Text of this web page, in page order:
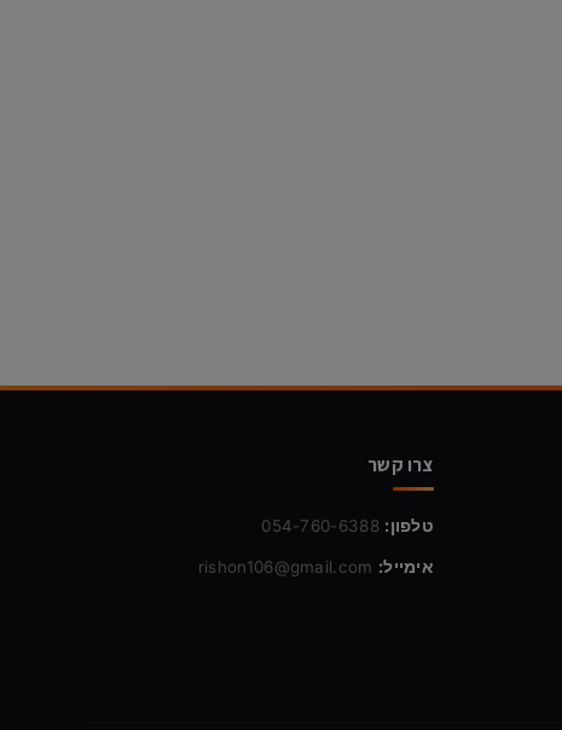
צרו קשר
טלפון: 054-760-6388
אימייל: rishon106@gmail.com